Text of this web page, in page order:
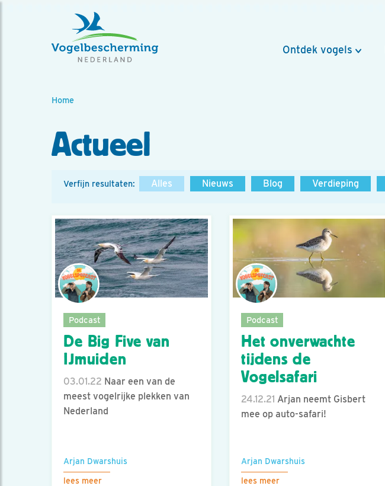
Ontdek vogels
Home
Actueel
Verfijn resultaten: Alles Nieuws Blog Verdieping
Podcast
De Big Five van
IJmuiden
03.01.22 Naar een van de
meest vogelrijke plekken van
Nederland
Arjan Dwarshuis
lees meer
Podcast
Het onverwachte
tijdens de
Vogelsafari
24.12.21 Arjan neemt Gisbert
mee op auto-safari!
Arjan Dwarshuis
lees meer